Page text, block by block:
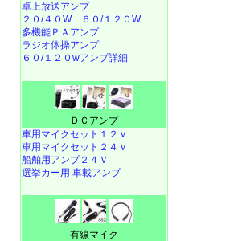
卓上放送アンプ
２０/４０W
６０/１２０W
多機能ＰＡアンプ
ラジオ体操アンプ
６０/１２０wアンプ詳細
ＤＣアンプ
車用マイクセット１２Ｖ
車用マイクセット２４Ｖ
船舶用アンプ２４Ｖ
選挙カー用 車載アンプ
有線マイク